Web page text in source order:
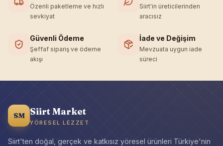
Özenli paketleme ve hızlı
sevkiyat
Siirt'in üreticilerinden
aracısız
Güvenli Ödeme
Şeffaf sipariş ve ödeme
akışı
İade ve Değişim
Mevzuata uygun iade
süreci
SM Siirt Market
YÖRESEL LEZZET
Siirt'ten doğal, gerçek ve katkısız yöresel ürünleri Türkiye'nin